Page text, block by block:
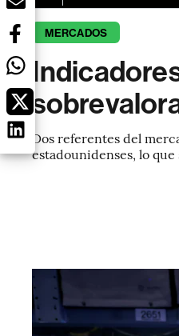
MERCADOS
Dos referentes del
estadounidenses, lo